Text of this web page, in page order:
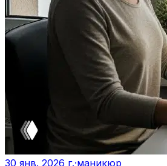
30 янв. 2026 г.·маникюр